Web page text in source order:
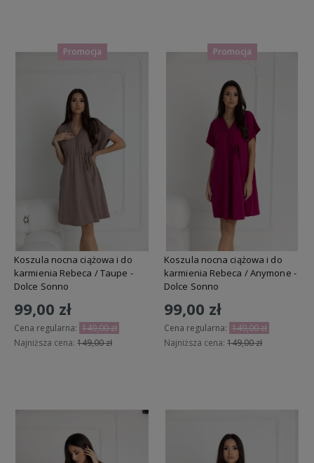
Koszula nocna ciążowa i do
karmienia Rebeca / Taupe -
Dolce Sonno
99,00 zł
Cena regularna: 149,00 zł
Najniższa cena: 149,00 zł
Promocja
Koszula nocna ciążowa i do
karmienia Rebeca / Anymone -
Dolce Sonno
99,00 zł
Cena regularna: 149,00 zł
Najniższa cena: 149,00 zł
Promocja